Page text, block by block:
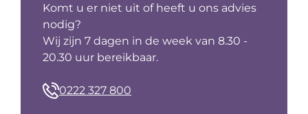
Komt u er niet uit of heeft u ons advies
nodig?
Wij zijn 7 dagen in de week van 8.30 -
20.30 uur bereikbaar.
0222 327 800